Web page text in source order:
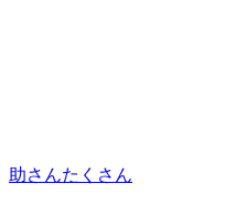
助さんたくさん